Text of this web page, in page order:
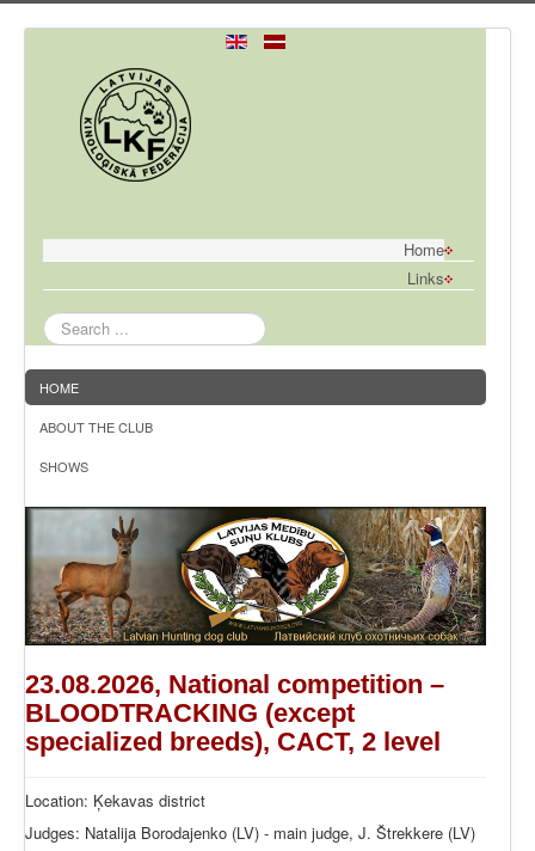
Home
Links
Search
...
HOME
ABOUT THE CLUB
SHOWS
23.08.2026, National competition –
BLOODTRACKING (except
specialized breeds), CACT, 2 level
Location: Ķekavas district
Judges: Natalija Borodajenko (LV) - main judge, J. Štrekkere (LV)